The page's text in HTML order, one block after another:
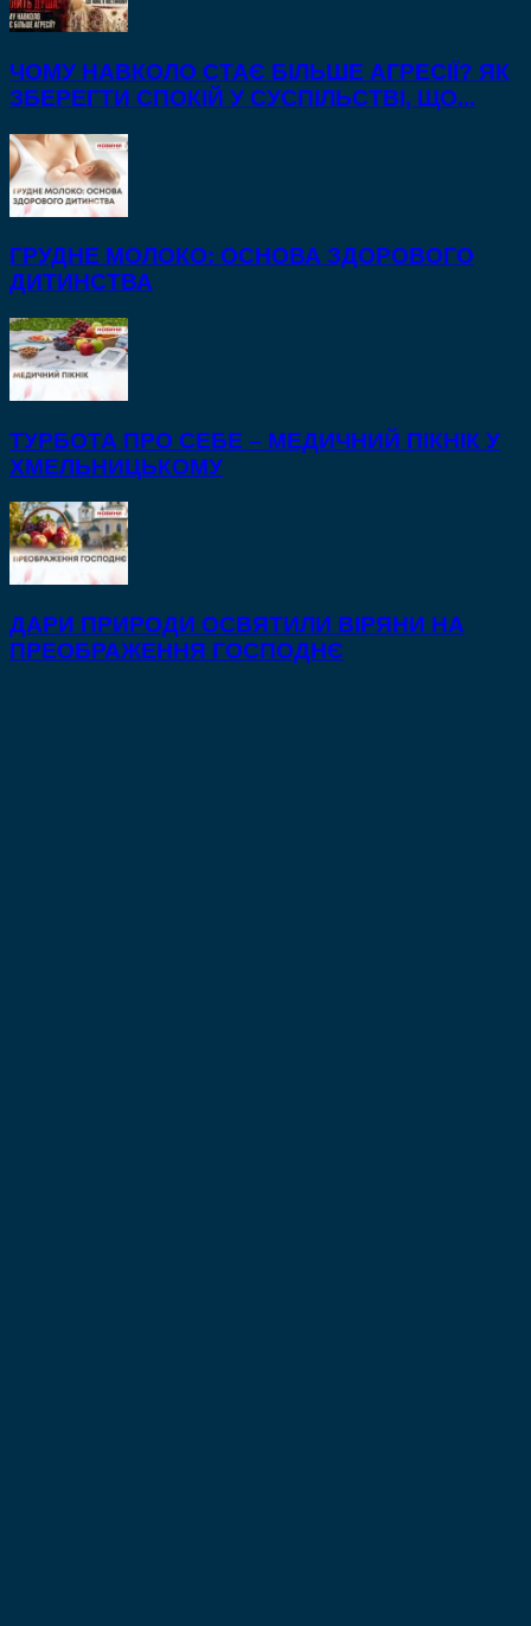
ЧОМУ НАВКОЛО СТАЄ БІЛЬШЕ АГРЕСІЇ? ЯК
ЗБЕРЕГТИ СПОКІЙ У СУСПІЛЬСТВІ, ЩО...
ГРУДНЕ МОЛОКО: ОСНОВА ЗДОРОВОГО
ДИТИНСТВА
ТУРБОТА ПРО СЕБЕ – МЕДИЧНИЙ ПІКНІК У
ХМЕЛЬНИЦЬКОМУ
ДАРИ ПРИРОДИ ОСВЯТИЛИ ВІРЯНИ НА
ПРЕОБРАЖЕННЯ ГОСПОДНЄ